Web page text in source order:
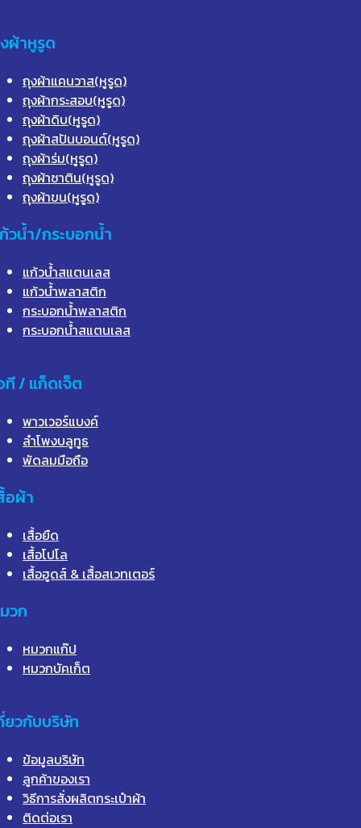
ผ้าหูรูด
ถุงผ้าแคนวาส(หูรูด)
ถุงผ้ากระสอบ(หูรูด)
ถุงผ้าดิบ(หูรูด)
ถุงผ้าสปันบอนด์(หูรูด)
ถุงผ้าร่ม(หูรูด)
ถุงผ้าซาติน(หูรูด)
ถุงผ้าขน(หูรูด)
วน้ำ/กระบอกน้ำ
แก้วน้ำสแตนเลส
แก้วน้ำพลาสติก
กระบอกน้ำพลาสติก
กระบอกน้ำสแตนเลส
ที / แก็ดเจ็ต
พาวเวอร์แบงค์
ลำโพงบลูทูธ
พัดลมมือถือ
อผ้า
เสื้อยืด
เสื้อโปโล
เสื้อฮูดส์ & เสื้อสเวทเตอร์
วก
หมวกแก๊ป
หมวกบัคเก็ต
ยวกับบริษัท
ข้อมูลบริษัท
ลูกค้าของเรา
วิธีการสั่งผลิตกระเป๋าผ้า
ติดต่อเรา